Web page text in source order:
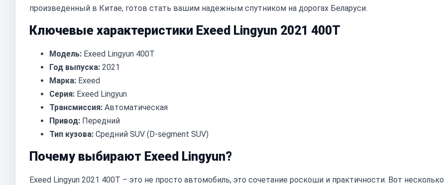
произведенный в Китае, готов стать вашим надежным спутником на дорогах Беларуси.
Ключевые характеристики Exeed Lingyun 2021 400T
Модель: Exeed Lingyun 400T
Год выпуска: 2021
Марка: Exeed
Серия: Exeed Lingyun
Трансмиссия: Автоматическая
Привод: Передний
Тип кузова: Средний SUV (D-segment SUV)
Почему выбирают Exeed Lingyun?
Exeed Lingyun 2021 400T – это не просто автомобиль, это сочетание роскоши и практичности. Вот несколько